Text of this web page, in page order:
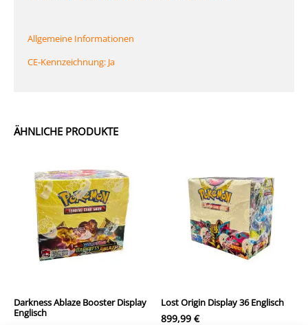
ÄHNLICHE PRODUKTE
Darkness Ablaze Booster Display
Englisch
Lost Origin Display 36 Englisch
899,99 €
Allgemeine Informationen
CE-Kennzeichnung: Ja